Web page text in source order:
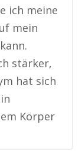
ich meine
mein
stärker,
hat sich
Körper